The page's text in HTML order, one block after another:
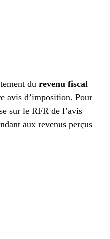
du revenu fiscal
avis d’imposition. Pour
sur le RFR de l’avis
aux revenus perçus